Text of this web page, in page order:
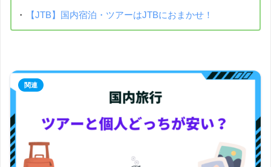
・ 【JTB】国内宿泊・ツアーはJTBにおまかせ！